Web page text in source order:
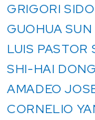
GRIGORI
GUOHUA SUN
LUIS PASTOR
SHI-HAI DONG
AMADEO
CORNELIO